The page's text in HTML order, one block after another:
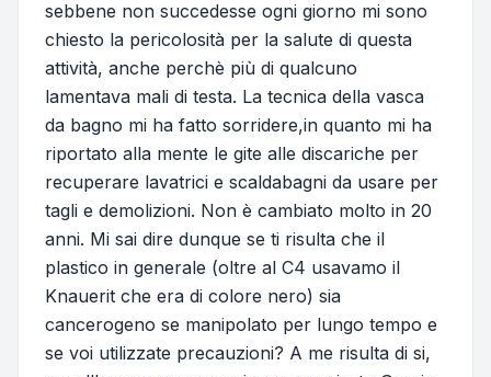
sebbene non succedesse ogni giorno mi sono
chiesto la pericolosità per la salute di questa
attività, anche perchè più di qualcuno
lamentava mali di testa. La tecnica della vasca
da bagno mi ha fatto sorridere,in quanto mi ha
riportato alla mente le gite alle discariche per
recuperare lavatrici e scaldabagni da usare per
tagli e demolizioni. Non è cambiato molto in 20
anni. Mi sai dire dunque se ti risulta che il
plastico in generale (oltre al C4 usavamo il
Knauerit che era di colore nero) sia
cancerogeno se manipolato per lungo tempo e
se voi utilizzate precauzioni? A me risulta di si,